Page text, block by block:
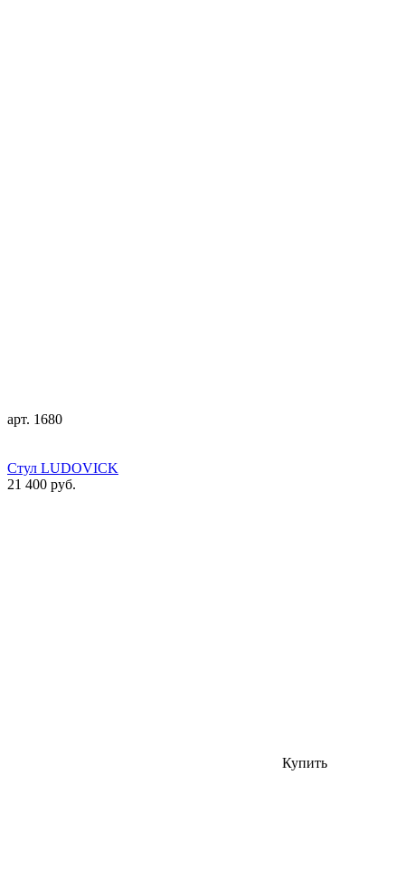
арт. 1680
Стул LUDOVICK
21 400 руб.
Купить